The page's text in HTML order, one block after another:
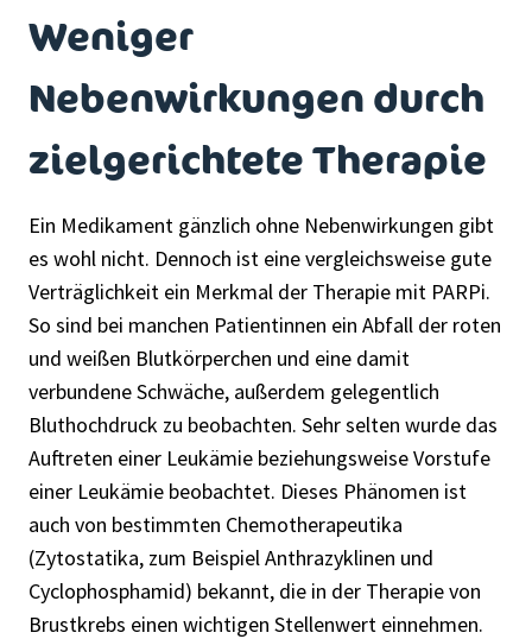
Weniger
Nebenwirkungen durch
zielgerichtete Therapie
Ein Medikament gänzlich ohne Nebenwirkungen gibt
es wohl nicht. Dennoch ist eine vergleichsweise gute
Verträglichkeit ein Merkmal der Therapie mit PARPi.
So sind bei manchen Patientinnen ein Abfall der roten
und weißen Blutkörperchen und eine damit
verbundene Schwäche, außerdem gelegentlich
Bluthochdruck zu beobachten. Sehr selten wurde das
Auftreten einer Leukämie beziehungsweise Vorstufe
einer Leukämie beobachtet. Dieses Phänomen ist
auch von bestimmten Chemotherapeutika
(Zytostatika, zum Beispiel Anthrazyklinen und
Cyclophosphamid) bekannt, die in der Therapie von
Brustkrebs einen wichtigen Stellenwert einnehmen.